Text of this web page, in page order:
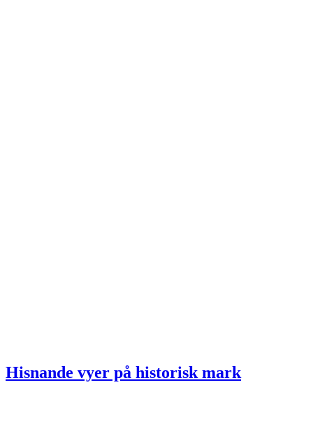
Hisnande vyer på historisk mark